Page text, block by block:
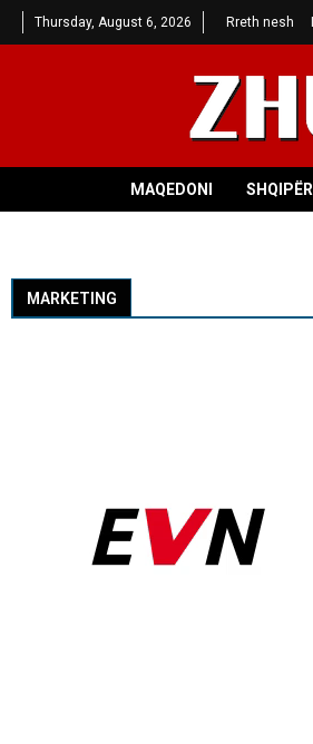
Thursday, August 6, 2026 Rreth nesh
MAQEDONI SHQIPËRI
MARKETING